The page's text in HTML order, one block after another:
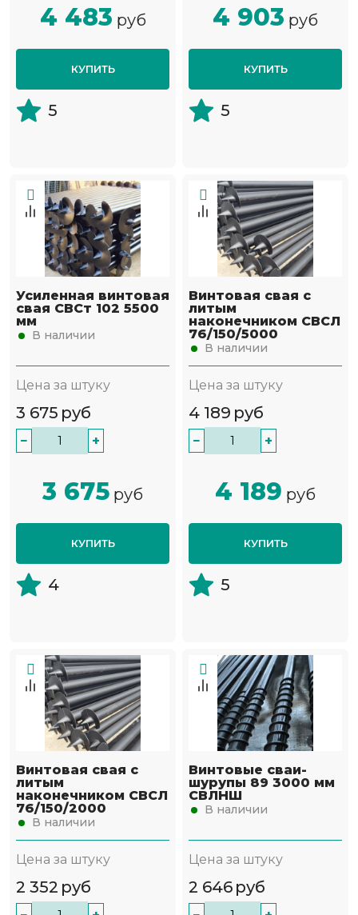
4 483 руб
КУПИТЬ
5
4 903 руб
КУПИТЬ
5
Усиленная винтовая
свая СВСт 102 5500
мм
В наличии
Цена за штуку
3 675 руб
− +
3 675 руб
КУПИТЬ
4
Винтовая свая с
литым
наконечником СВСЛ
76/150/5000
В наличии
Цена за штуку
4 189 руб
− +
4 189 руб
КУПИТЬ
5
Винтовая свая с
литым
наконечником СВСЛ
76/150/2000
В наличии
Цена за штуку
2 352 руб
Винтовые сваи-
шурупы 89 3000 мм
СВЛНШ
В наличии
Цена за штуку
2 646 руб